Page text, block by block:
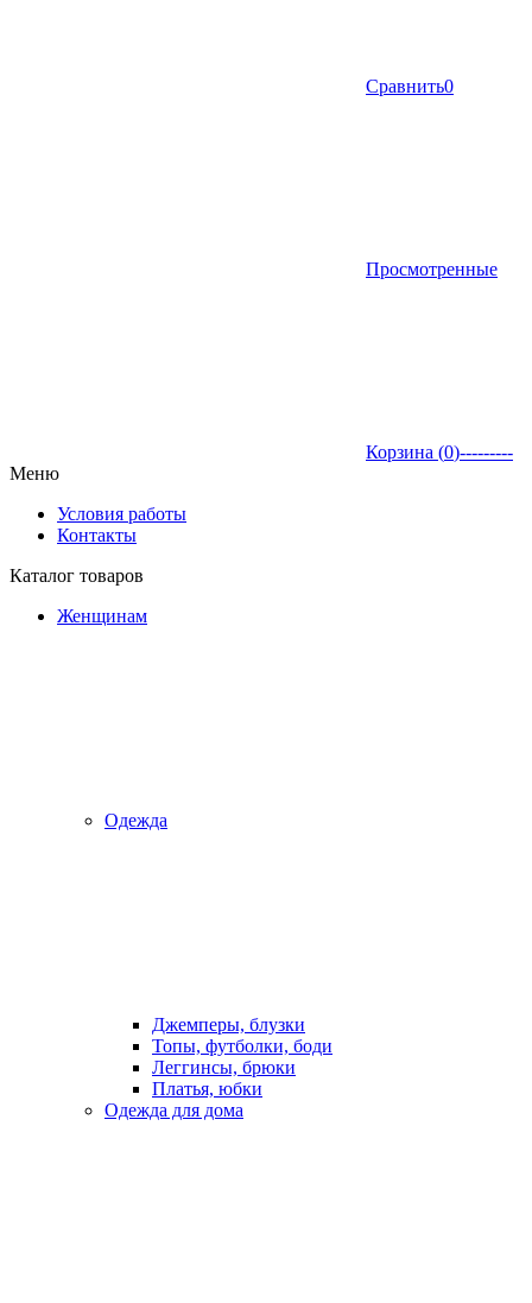
Сравнить0
Просмотренные
Корзина (0)---------
Меню
Условия работы
Контакты
Каталог товаров
Женщинам
Одежда
Джемперы, блузки
Топы, футболки, боди
Леггинсы, брюки
Платья, юбки
Одежда для дома